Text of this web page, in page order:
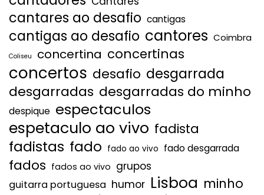
cantares ao desafio cantigas
cantigas ao desafio cantores Coimbra
Coliseu concertina concertinas
concertos desafio desgarrada
desgarradas desgarradas do minho
despique espectaculos
espetaculo ao vivo fadista
fadistas fado fado ao vivo fado desgarrada
fados fados ao vivo grupos
guitarra portuguesa humor Lisboa minho